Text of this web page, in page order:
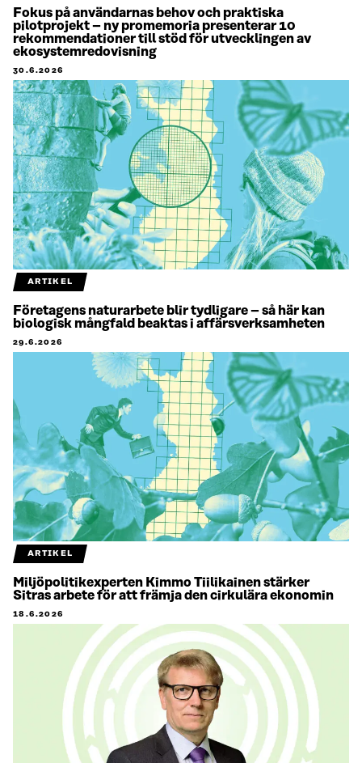
Fokus på användarnas behov och praktiska
pilotprojekt – ny promemoria presenterar 10
rekommendationer till stöd för utvecklingen av
ekosystemredovisning
30.6.2026
ARTIKEL
Företagens naturarbete blir tydligare – så här kan
biologisk mångfald beaktas i affärsverksamheten
29.6.2026
ARTIKEL
Miljöpolitikexperten Kimmo Tiilikainen stärker
Sitras arbete för att främja den cirkulära ekonomin
18.6.2026